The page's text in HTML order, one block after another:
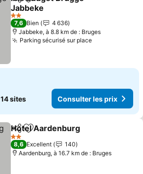
PartagerAjouter à mes favoris
Jabbeke
Consulter les prix
2 Étoiles
7,6 Bien
4 636
Jabbeke, à 8.8 km de : Bruges
Parking sécurisé sur placeConsulter les
14 sites Consulter les prix
PartagerAjouter à mes favoris
Hotel Aardenburg
2 Étoiles
8,6 Excellent
140
Aardenburg, à 16.7 km de : Bruges